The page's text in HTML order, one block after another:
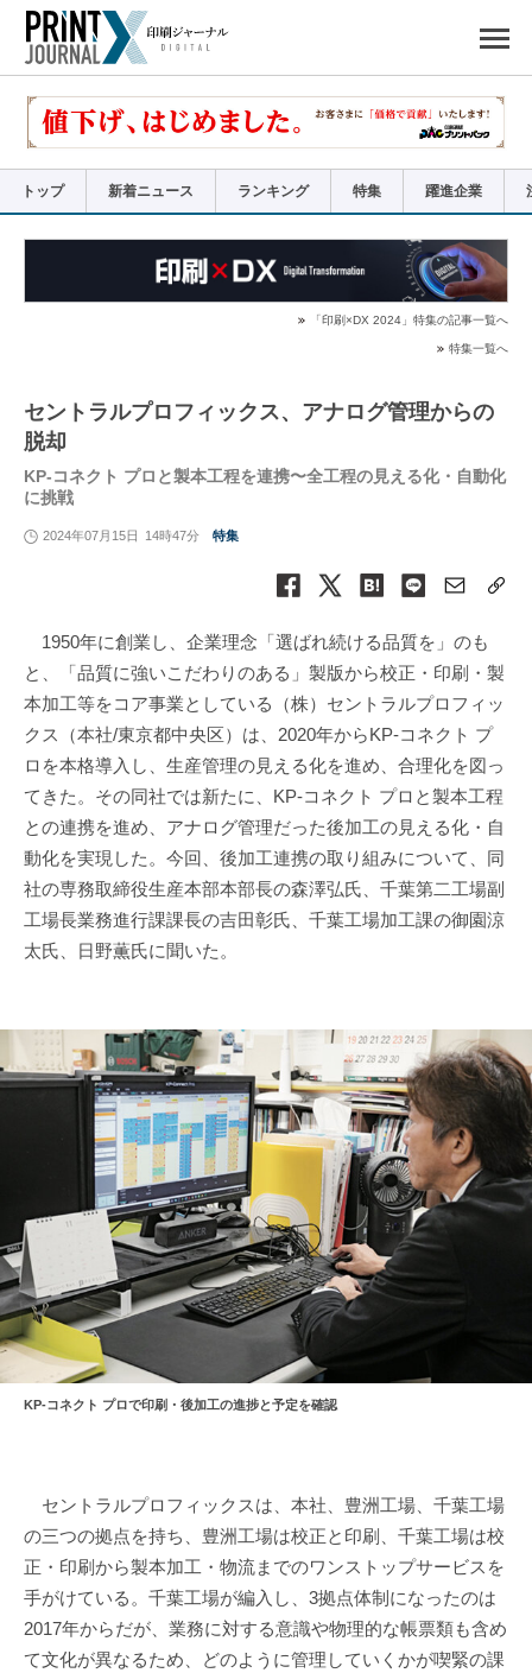
で
リ
トップ 新着ニュース ランキング 特集 躍進企業
「印刷×DX 2024」特集の記事一覧へ
特集一覧へ
セントラルプロフィックス、アナログ管理からの
脱却
KP-コネクト プロと製本工程を連携〜全工程の見える化・自動化
に挑戦
2024年07月15日 14時47分 特集
1950年に創業し、企業理念「選ばれ続ける品質を」のも
と、「品質に強いこだわりのある」製版から校正・印刷・製
本加工等をコア事業としている（株）セントラルプロフィッ
クス（本社/東京都中央区）は、2020年からKP-コネクト プ
ロを本格導入し、生産管理の見える化を進め、合理化を図っ
てきた。その同社では新たに、KP-コネクト プロと製本工程
との連携を進め、アナログ管理だった後加工の見える化・自
動化を実現した。今回、後加工連携の取り組みについて、同
社の専務取締役生産本部本部長の森澤弘氏、千葉第二工場副
工場長業務進行課課長の吉田彰氏、千葉工場加工課の御園涼
太氏、日野薫氏に聞いた。
KP-コネクト プロで印刷・後加工の進捗と予定を確認
セントラルプロフィックスは、本社、豊洲工場、千葉工場
の三つの拠点を持ち、豊洲工場は校正と印刷、千葉工場は校
正・印刷から製本加工・物流までのワンストップサービスを
手がけている。千葉工場が編入し、3拠点体制になったのは
2017年からだが、業務に対する意識や物理的な帳票類も含め
て文化が異なるため、どのように管理していくかが喫緊の課